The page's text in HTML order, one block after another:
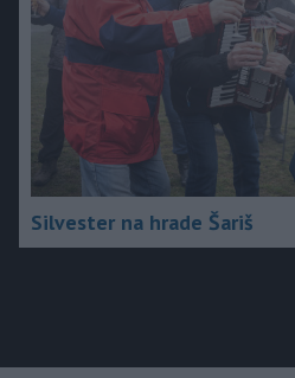
Silvester na hrade Šariš